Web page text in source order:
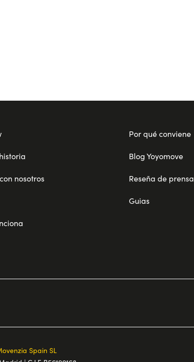
nosotros
Por qué conviene
Blog Yoyomove
Reseña de prensa
Guias
Spain SL